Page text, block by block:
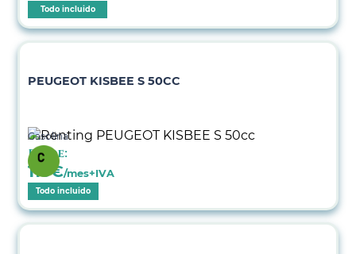
Todo incluido
PEUGEOT KISBEE S 50CC
Gasolina
Desde:
115€/mes+IVA
Todo incluido